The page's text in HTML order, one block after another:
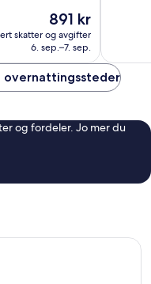
Prisen
891 kr
891 kr
skatter og avgifter
6. sep.–7. sep.
overnattingssteder
og fordeler. Jo mer du